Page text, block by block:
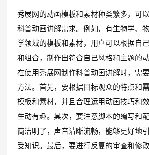
秀展网的动画模板和素材种类繁多，可
科普动画讲解需求。例如，有生物学、
学领域的模板和素材，用户可以根据自
和组合，制作出符合自己风格和主题的动
在使用秀展网制作科普动画讲解时，需
方法。首先，要根据目标观众的特点和
模板和素材，并且合理运用动画技巧和
生动有趣。其次，要注意脚本的编写和
简洁明了，声音清晰流畅，能够更好地
受知识。最后，要进行反复的审查和修